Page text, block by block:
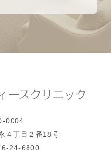
0004
４丁目２番18号
24-6800